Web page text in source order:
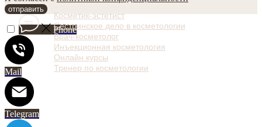
отправить
Phone
Mail
Telegram
Косметик-эстетист
Сестринское дело в косметологии
Врач-косметолог
Инъекционная косметология
Онлайн курсы
Тренер по косметологии